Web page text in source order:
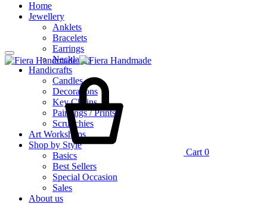
Home
Jewellery
Anklets
Bracelets
Earrings
Necklaces
Handicrafts
Candles
Decorations
Key Chains
Paintings / Prints
Scrunchies
Art Workshops
Shop by Style
Basics
Best Sellers
Special Occasion
Sales
About us
Cart 0